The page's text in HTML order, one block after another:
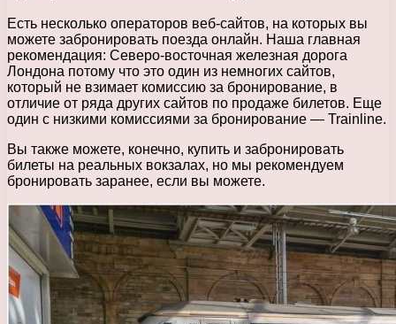
Есть несколько операторов веб-сайтов, на которых вы
можете забронировать поезда онлайн. Наша главная
рекомендация: Северо-восточная железная дорога
Лондона потому что это один из немногих сайтов,
который не взимает комиссию за бронирование, в
отличие от ряда других сайтов по продаже билетов. Еще
один с низкими комиссиями за бронирование — Trainline.
Вы также можете, конечно, купить и забронировать
билеты на реальных вокзалах, но мы рекомендуем
бронировать заранее, если вы можете.